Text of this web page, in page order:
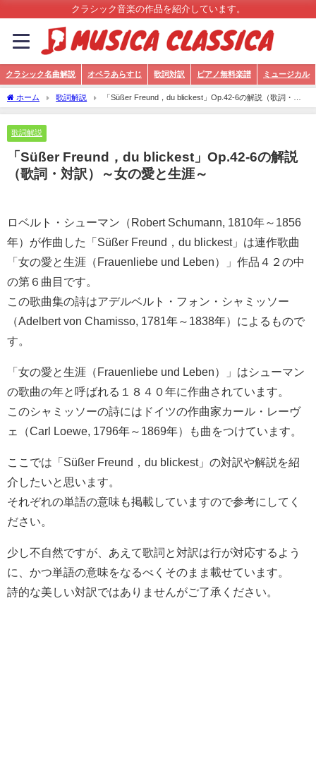
クラシック音楽の作品を紹介しています。
クラシック名曲解説 オペラあらすじ 歌詞対訳 ピアノ無料楽譜 ミュージカル
ホーム 歌詞解説
「Süßer Freund，du blickest」Op.42-6の解説（歌詞・対
訳）～女の愛と生涯～
歌詞解説
「Süßer Freund，du blickest」Op.42-6の解説
（歌詞・対訳）～女の愛と生涯～
ロベルト・シューマン（Robert Schumann, 1810年～1856
年）が作曲した「Süßer Freund，du blickest」は連作歌曲
「女の愛と生涯（Frauenliebe und Leben）」作品４２の中
の第６曲目です。
この歌曲集の詩はアデルベルト・フォン・シャミッソー
（Adelbert von Chamisso, 1781年～1838年）によるもので
す。
「女の愛と生涯（Frauenliebe und Leben）」はシューマン
の歌曲の年と呼ばれる１８４０年に作曲されています。
このシャミッソーの詩にはドイツの作曲家カール・レーヴ
ェ（Carl Loewe, 1796年～1869年）も曲をつけています。
ここでは「Süßer Freund，du blickest」の対訳や解説を紹
介したいと思います。
それぞれの単語の意味も掲載していますので参考にしてく
ださい。
少し不自然ですが、あえて歌詞と対訳は行が対応するよう
に、かつ単語の意味をなるべくそのまま載せています。
詩的な美しい対訳ではありませんがご了承ください。